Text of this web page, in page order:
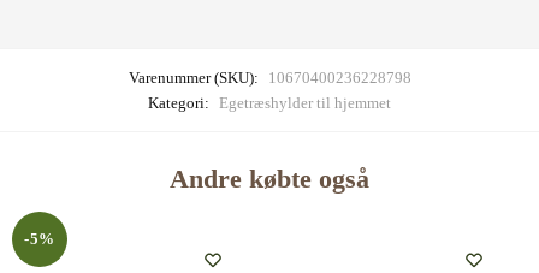
Varenummer (SKU):
10670400236228798
Kategori: Egetræshylder til hjemmet
Andre købte også
-5%